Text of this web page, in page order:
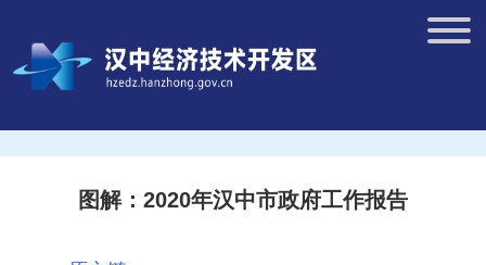
图解：2020年汉中市政府工作报告